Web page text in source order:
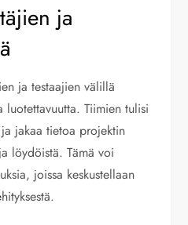
ja
ja testaajien välillä
Tiimien tulisi
jakaa tietoa projektin
löydöistä. Tämä voi
joissa keskustellaan